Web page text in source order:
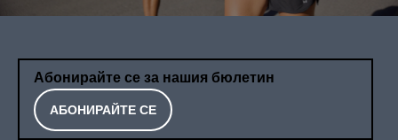
Абонирайте се за нашия бюлетин
АБОНИРАЙТЕ СЕ